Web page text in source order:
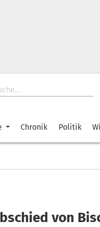
Chronik Politik
von